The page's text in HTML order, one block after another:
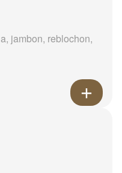
jambon, reblochon,